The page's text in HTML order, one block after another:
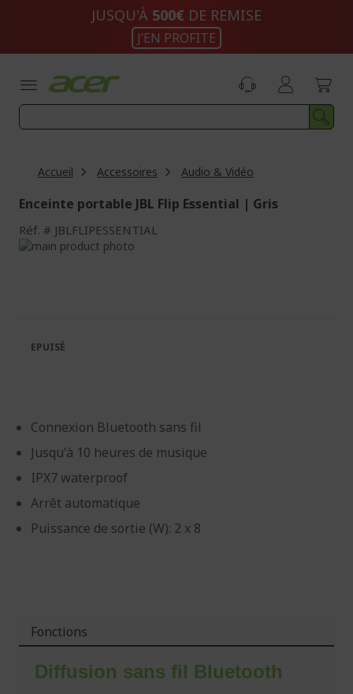
JUSQU'À 500€ DE REMISE
J’EN PROFITE
Accueil Accessoires Audio & Vidéo
Enceinte portable JBL Flip Essential | Gris
Réf. JBLFLIPESSENTIAL
Passer
galerie
d’images
Galerie
d’images
Connexion Bluetooth sans fil
Jusqu'à 10 heures de musique
IPX7 waterproof
Arrêt automatique
Puissance de sortie (W): 2 x 8
EPUISÉ
Fonctions